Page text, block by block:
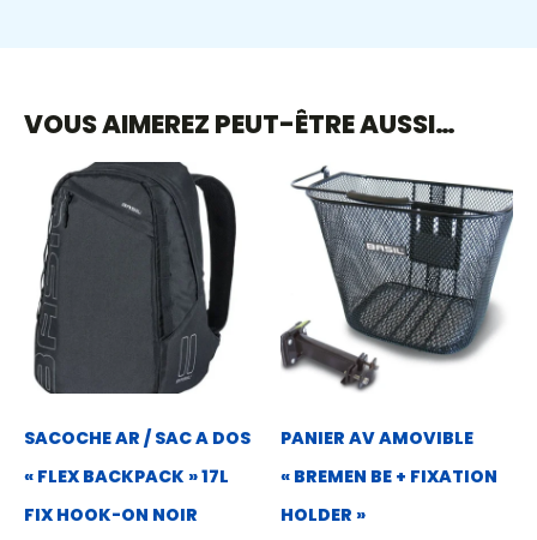
VOUS AIMEREZ PEUT-ÊTRE AUSSI…
SACOCHE AR / SAC A DOS
« FLEX BACKPACK » 17L
FIX HOOK-ON NOIR
PANIER AV AMOVIBLE
« BREMEN BE + FIXATION
HOLDER »